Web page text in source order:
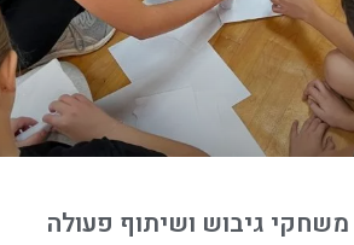
10 משחקי גיבוש ושיתוף פעולה